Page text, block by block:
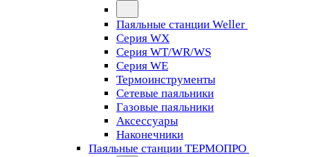
Паяльные станции Weller
Серия WX
Серия WT/WR/WS
Серия WE
Термоинструменты
Сетевые паяльники
Газовые паяльники
Аксессуары
Наконечники
Паяльные станции ТЕРМОПРО